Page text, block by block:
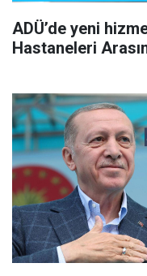
ADÜ’de yeni
Hastaneleri